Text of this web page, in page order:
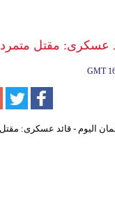
عسكرى: مقتل
GMT